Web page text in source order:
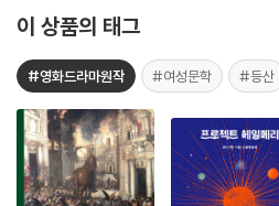
이 상품의 태그
#영화드라마원작 #여성문학 #등산